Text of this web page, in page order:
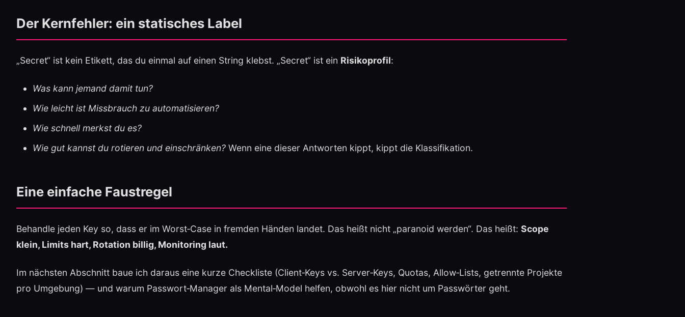
Der Kernfehler: ein statisches Label
„Secret“ ist kein Etikett, das du einmal auf einen String klebst. „Secret“ ist ein Risikoprofil:
Was kann jemand damit tun?
Wie leicht ist Missbrauch zu automatisieren?
Wie schnell merkst du es?
Wie gut kannst du rotieren und einschränken? Wenn eine dieser Antworten kippt, kippt die Klassifikation.
Eine einfache Faustregel
Behandle jeden Key so, dass er im Worst‑Case in fremden Händen landet. Das heißt nicht „paranoid werden“. Das heißt: Scope
klein, Limits hart, Rotation billig, Monitoring laut.
Im nächsten Abschnitt baue ich daraus eine kurze Checkliste (Client‑Keys vs. Server‑Keys, Quotas, Allow‑Lists, getrennte Projekte
pro Umgebung) — und warum Passwort‑Manager als Mental‑Model helfen, obwohl es hier nicht um Passwörter geht.